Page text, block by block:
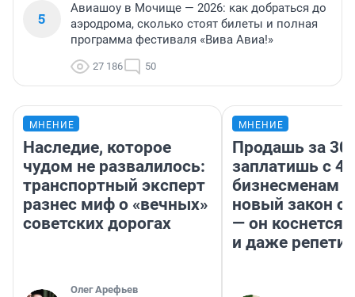
5
Авиашоу в Мочище — 2026: как добраться до
аэродрома, сколько стоят билеты и полная
программа фестиваля «Вива Авиа!»
27 186 50
МНЕНИЕ
Наследие, которое
чудом не развалилось:
транспортный эксперт
разнес миф о «вечных»
советских дорогах
Олег Арефьев
МНЕНИЕ
Продашь за
заплатишь с
бизнесменам
новый закон о
— он коснется
и даже